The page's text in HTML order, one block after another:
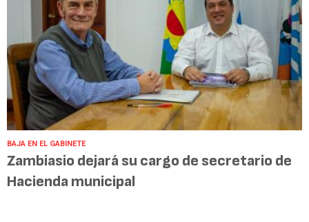
BAJA EN EL GABINETE
Zambiasio dejará su cargo de secretario de
Hacienda municipal